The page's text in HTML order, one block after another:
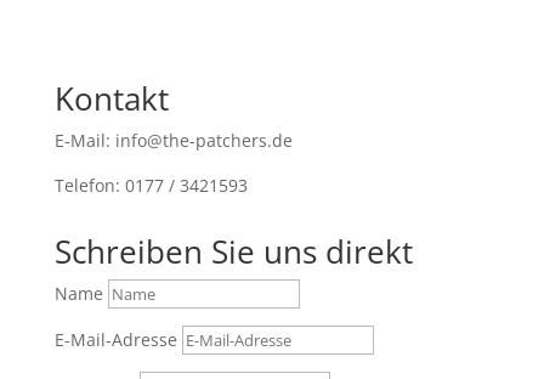
Kontakt
E-Mail: info@the-patchers.de
Telefon: 0177 / 3421593
Schreiben Sie uns direkt
Name
E-Mail-Adresse